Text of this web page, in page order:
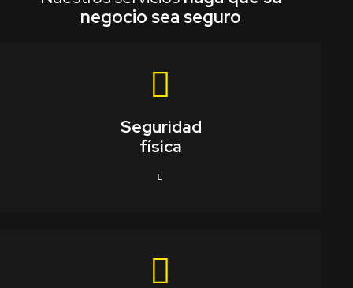
negocio sea seguro
Seguridad
física